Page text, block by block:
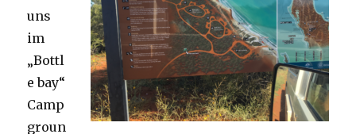
uns
im
„Bottl
e bay“
Camp
groun